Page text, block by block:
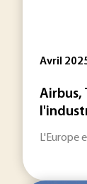
Avril
Airbus,
L'Europe